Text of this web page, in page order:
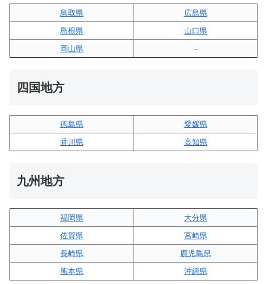
鳥取県
広島県
島根県
山口県
岡山県
–
四国地方
徳島県
愛媛県
香川県
高知県
九州地方
福岡県
大分県
佐賀県
宮崎県
長崎県
鹿児島県
熊本県
沖縄県